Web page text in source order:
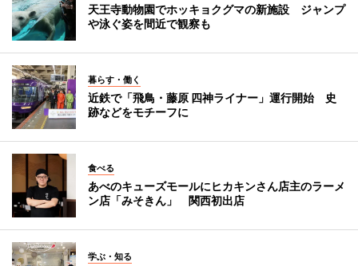
天王寺動物園でホッキョクグマの新施設 ジャンプ
や泳ぐ姿を間近で観察も
暮らす・働く
近鉄で「飛鳥・藤原 四神ライナー」運行開始 史
跡などをモチーフに
食べる
あべのキューズモールにヒカキンさん店主のラーメ
ン店「みそきん」 関西初出店
学ぶ・知る